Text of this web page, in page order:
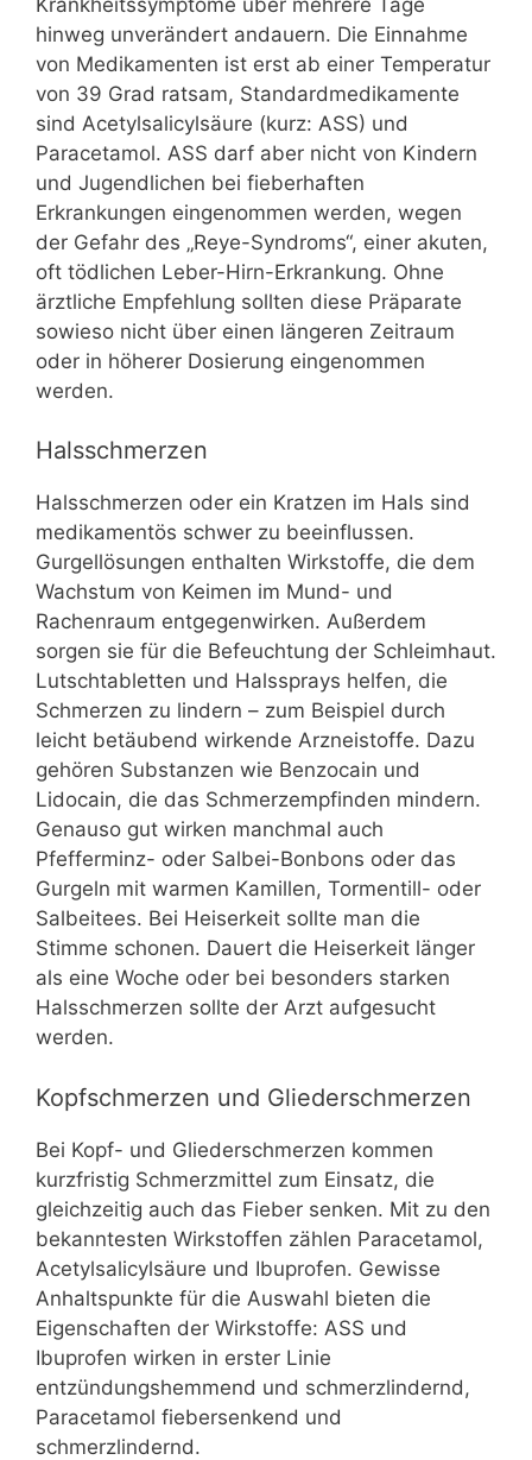
hinweg unverändert andauern. Die Einnahme
von Medikamenten ist erst ab einer Temperatur
von 39 Grad ratsam, Standardmedikamente
sind Acetylsalicylsäure (kurz: ASS) und
Paracetamol. ASS darf aber nicht von Kindern
und Jugendlichen bei fieberhaften
Erkrankungen eingenommen werden, wegen
der Gefahr des „Reye-Syndroms“, einer akuten,
oft tödlichen Leber-Hirn-Erkrankung. Ohne
ärztliche Empfehlung sollten diese Präparate
sowieso nicht über einen längeren Zeitraum
oder in höherer Dosierung eingenommen
werden.
Halsschmerzen
Halsschmerzen oder ein Kratzen im Hals sind
medikamentös schwer zu beeinflussen.
Gurgellösungen enthalten Wirkstoffe, die dem
Wachstum von Keimen im Mund- und
Rachenraum entgegenwirken. Außerdem
sorgen sie für die Befeuchtung der Schleimhaut.
Lutschtabletten und Halssprays helfen, die
Schmerzen zu lindern – zum Beispiel durch
leicht betäubend wirkende Arzneistoffe. Dazu
gehören Substanzen wie Benzocain und
Lidocain, die das Schmerzempfinden mindern.
Genauso gut wirken manchmal auch
Pfefferminz- oder Salbei-Bonbons oder das
Gurgeln mit warmen Kamillen, Tormentill- oder
Salbeitees. Bei Heiserkeit sollte man die
Stimme schonen. Dauert die Heiserkeit länger
als eine Woche oder bei besonders starken
Halsschmerzen sollte der Arzt aufgesucht
werden.
Kopfschmerzen und Gliederschmerzen
Bei Kopf- und Gliederschmerzen kommen
kurzfristig Schmerzmittel zum Einsatz, die
gleichzeitig auch das Fieber senken. Mit zu den
bekanntesten Wirkstoffen zählen Paracetamol,
Acetylsalicylsäure und Ibuprofen. Gewisse
Anhaltspunkte für die Auswahl bieten die
Eigenschaften der Wirkstoffe: ASS und
Ibuprofen wirken in erster Linie
entzündungshemmend und schmerzlindernd,
Paracetamol fiebersenkend und
schmerzlindernd.